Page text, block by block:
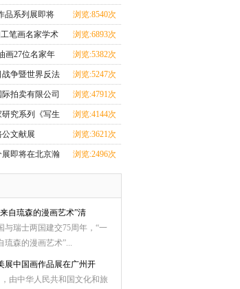
品系列展即将
浏览:8540次
笔画名家学术
浏览:6893次
画27位名家年
浏览:5382次
争暨世界反法
浏览:5247次
拍卖有限公司
浏览:4791次
究系列《写生
浏览:4144次
文献展 浏览:3621次
即将在北京瀚
浏览:2496次
自琉森的漫画艺术”清
与瑞士两国建交75周年，“一
琉森的漫画艺术”...
展中国画作品展在广州开
由中华人民共和国文化和旅